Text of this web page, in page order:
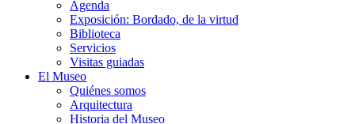
Agenda
Exposición: Bordado, de la virtud
Biblioteca
Servicios
Visitas guiadas
El Museo
Quiénes somos
Arquitectura
Historia del Museo